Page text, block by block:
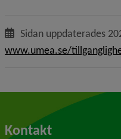
Sidan uppdaterades
www.umea.se/
Kontakt